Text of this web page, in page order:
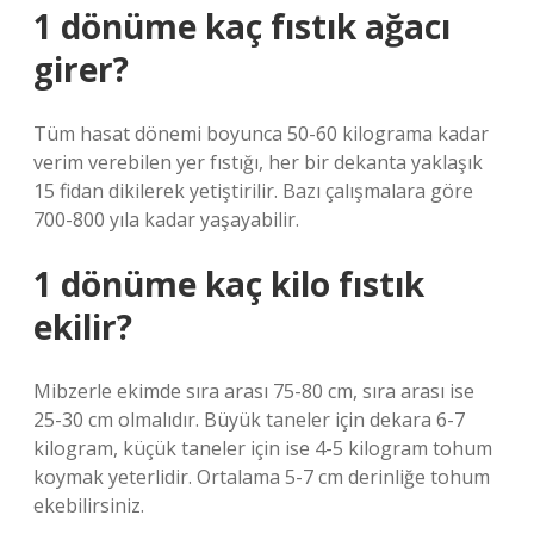
1 dönüme kaç fıstık ağacı
girer?
Tüm hasat dönemi boyunca 50-60 kilograma kadar
verim verebilen yer fıstığı, her bir dekanta yaklaşık
15 fidan dikilerek yetiştirilir. Bazı çalışmalara göre
700-800 yıla kadar yaşayabilir.
1 dönüme kaç kilo fıstık
ekilir?
Mibzerle ekimde sıra arası 75-80 cm, sıra arası ise
25-30 cm olmalıdır. Büyük taneler için dekara 6-7
kilogram, küçük taneler için ise 4-5 kilogram tohum
koymak yeterlidir. Ortalama 5-7 cm derinliğe tohum
ekebilirsiniz.